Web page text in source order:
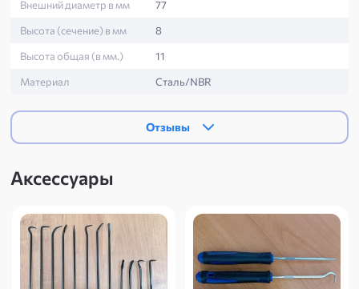
Внешний диаметр в мм
77
Высота (сечение) в мм
8
Высота общая (в мм.)
11
Материал
Сталь/NBR
Отзывы
Аксессуары